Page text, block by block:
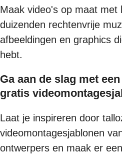
Maak video's op maat met
duizenden rechtenvrije
afbeeldingen en graphics
hebt.
Ga aan de slag met
gratis
Laat je inspireren door
videomontagesjablonen
ontwerpers en maak er